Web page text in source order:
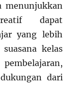
menunjukkan
dapat
yang lebih
kelas
dari